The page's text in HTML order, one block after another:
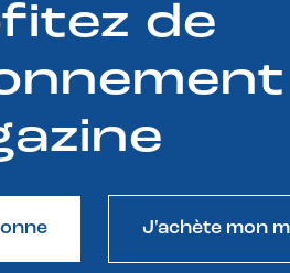
de
J'achète mon